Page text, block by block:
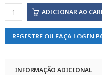
ADICIONAR AO
REGISTRE OU FAÇA LOGIN
INFORMAÇÃO ADICIONAL